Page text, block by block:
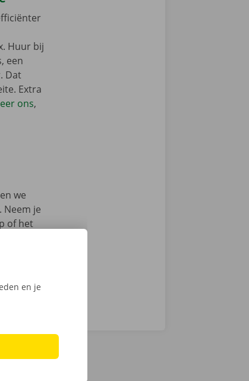
Huur bij
een
Dat
Extra
ons,
we
Neem je
of het
en je